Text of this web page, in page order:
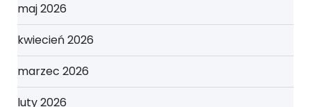
maj 2026
kwiecień 2026
marzec 2026
luty 2026